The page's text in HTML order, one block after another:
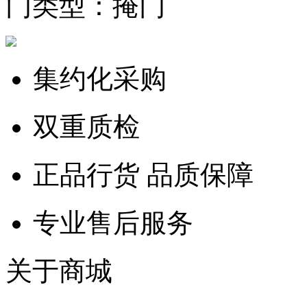
门类型：掩门
集约化采购
双重质检
正品行货 品质保障
专业售后服务
关于商城